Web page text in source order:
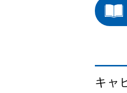
キャ